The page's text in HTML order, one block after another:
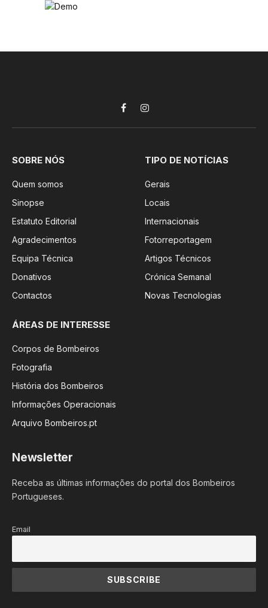
FacebookInstagram
SOBRE NÓS
Quem somos
Sinopse
Estatuto Editorial
Agradecimentos
Equipa Técnica
Donativos
Contactos
TIPO DE NOTÍCIAS
Gerais
Locais
Internacionais
Fotorreportagem
Artigos Técnicos
Crónica Semanal
Novas Tecnologias
ÁREAS DE INTERESSE
Corpos de Bombeiros
Fotografia
História dos Bombeiros
Informações Operacionais
Arquivo Bombeiros.pt
Newsletter
Receba as últimas informações do portal dos Bombeiros
Portugueses.
Email